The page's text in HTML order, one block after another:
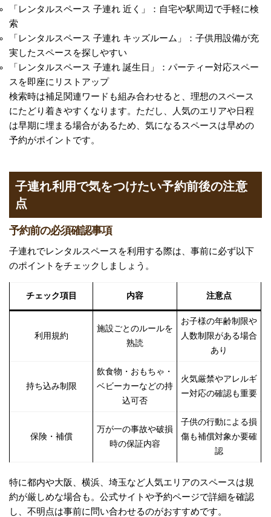
「レンタルスペース 子連れ 近く」：自宅や駅周辺で手軽に検
索
「レンタルスペース 子連れ キッズルーム」：子供用設備が充
実したスペースを探しやすい
「レンタルスペース 子連れ 誕生日」：パーティー対応スペー
スを即座にリストアップ
検索時は補足関連ワードも組み合わせると、理想のスペース
にたどり着きやすくなります。ただし、人気のエリアや日程
は早期に埋まる場合があるため、気になるスペースは早めの
予約がポイントです。
子連れ利用で気をつけたい予約前後の注意
点
予約前の必須確認事項
子連れでレンタルスペースを利用する際は、事前に必ず以下
のポイントをチェックしましょう。
チェック項目 内容 注意点
利用規約
施設ごとのルールを
熟読
お子様の年齢制限や
人数制限がある場合
あり
持ち込み制限
飲食物・おもちゃ・
ベビーカーなどの持
込可否
火気厳禁やアレルギ
ー対応の確認も重要
保険・補償
万が一の事故や破損
時の保証内容
子供の行動による損
傷も補償対象か要確
認
特に都内や大阪、横浜、埼玉など人気エリアのスペースは規
約が厳しめな場合も。公式サイトや予約ページで詳細を確認
し、不明点は事前に問い合わせるのがおすすめです。